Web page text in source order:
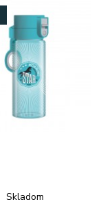
Skladom